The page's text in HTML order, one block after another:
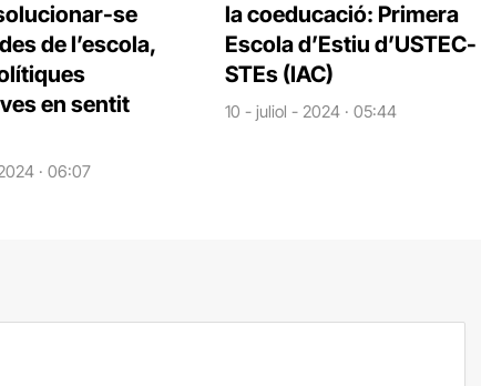
se
de l’escola,
en sentit
· 06:07
la coeducació: Primera
Escola d’Estiu d’USTEC-
STEs (IAC)
10 - juliol - 2024 · 05:44